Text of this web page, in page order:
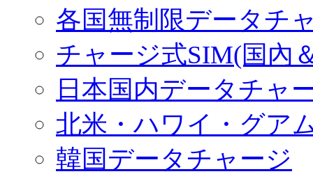
各国無制限データチ
チャージ式SIM(国內
日本国内データチャ
北米・ハワイ・グア
韓国データチャージ